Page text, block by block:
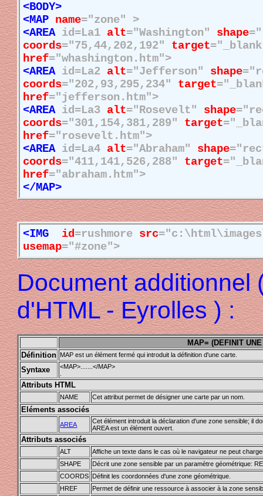
<BODY>
<MAP name="zone" >
<AREAid=La1 alt="Washington" shape
coords="75,44,202,192" target
href="whashington.htm">
<AREAid=La2 alt="Jefferson" shape
coords="202,93,295,234" target
href="jefferson.htm">
<AREAid=La3 alt="Rosevelt" shape
coords="301,154,381,289" target
href="rosevelt.htm">
<AREAid=La4 alt="Abraham" shape
coords="411,141,526,288" target
href="abraham.htm">
</MAP>
<IMG id=rushmore src
usemap="#zone">
Document additionnel
d'HTML - Eyrolles ) :
MAP= (DEFINIT
Définition MAP est un élément fermé qui introduit la définition d'une carte.
Syntaxe
<MAP>.......</MAP>
Attributs HTML
NAME Cet attribut permet de désigner une carte par un nom.
Eléments associés
AREA
Cet élément introduit la déclaration d'une zone sensible; il
AREA est un élément ouvert.
Attributs associés
ALT
Affiche un texte dans le cas où le navigateur ne peut
SHAPE
Décrit une zone sensible par un paramètre géométrique:
COORDS Définit les coordonnées d'une zone géométrique.
HREF
Permet de définir une ressource à associer à la zone